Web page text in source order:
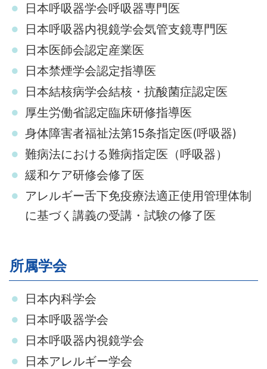
日本呼吸器学会呼吸器専門医
日本呼吸器内視鏡学会気管支鏡専門医
日本医師会認定産業医
日本禁煙学会認定指導医
日本結核病学会結核・抗酸菌症認定医
厚生労働省認定臨床研修指導医
身体障害者福祉法第15条指定医(呼吸器)
難病法における難病指定医（呼吸器）
緩和ケア研修会修了医
アレルギー舌下免疫療法適正使用管理体制
に基づく講義の受講・試験の修了医
所属学会
日本内科学会
日本呼吸器学会
日本呼吸器内視鏡学会
日本アレルギー学会